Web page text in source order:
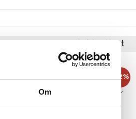
Om
Suositut tuotteet
-12%